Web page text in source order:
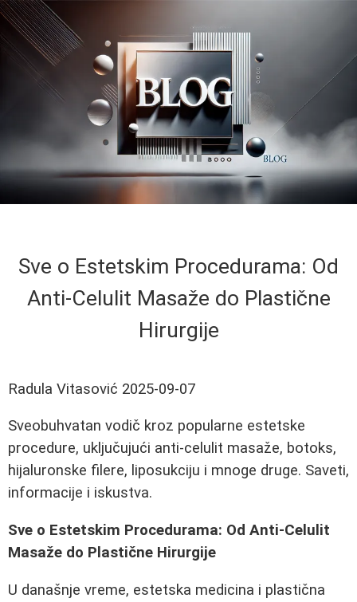
Sve o Estetskim Procedurama: Od
Anti-Celulit Masaže do Plastične
Hirurgije
Radula Vitasović 2025-09-07
Sveobuhvatan vodič kroz popularne estetske
procedure, uključujući anti-celulit masaže, botoks,
hijaluronske filere, liposukciju i mnoge druge. Saveti,
informacije i iskustva.
Sve o Estetskim Procedurama: Od Anti-Celulit
Masaže do Plastične Hirurgije
U današnje vreme, estetska medicina i plastična